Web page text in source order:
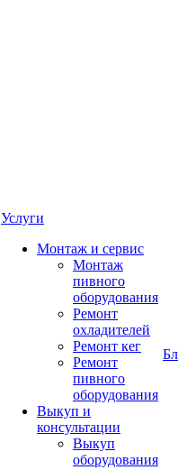
Услуги
Монтаж и сервис
Монтаж
пивного
оборудования
Ремонт
охладителей
Ремонт кег
Ремонт
пивного
оборудования
Выкуп и
консультации
Выкуп
оборудования